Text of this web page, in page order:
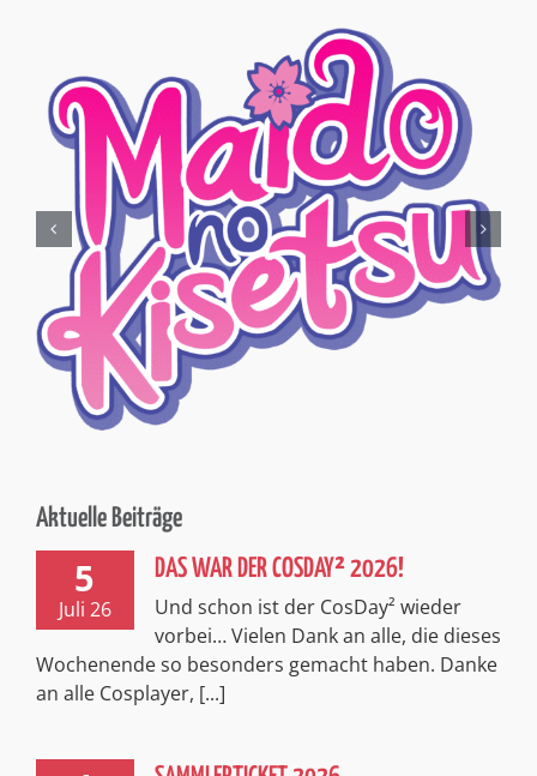
Aktuelle Beiträge
5
Juli 26
DAS WAR DER COSDAY² 2026!
Und schon ist der CosDay² wieder
vorbei… Vielen Dank an alle, die dieses
Wochenende so besonders gemacht haben. Danke
an alle Cosplayer, [...]